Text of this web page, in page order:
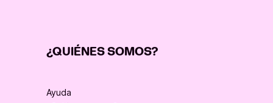
¿QUIÉNES SOMOS?
Ayuda